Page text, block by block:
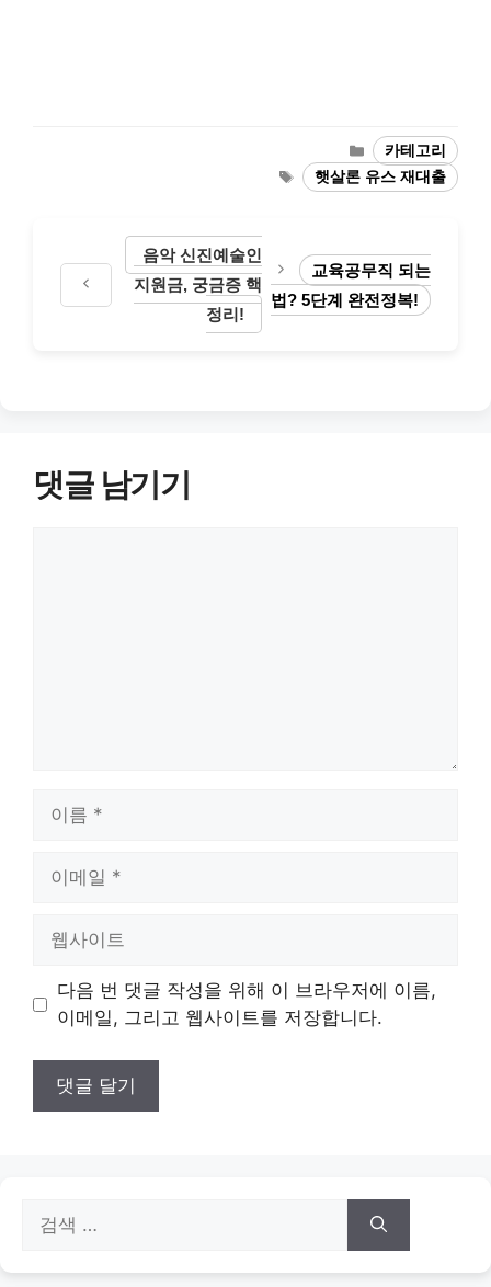
카
테
고
카테고리
태
그
햇살론 유스 재대출
음악 신진예술인
지원금, 궁금증 핵
정리!
교육공무직 되는
법? 5단계 완전정복!
댓글 남기기
트
다음 번 댓글 작성을 위해 이 브라우저에 이름,
이메일, 그리고 웹사이트를 저장합니다.
색: